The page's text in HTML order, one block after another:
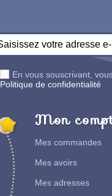
En vous souscrivant,
Politique de confidentialité
Mon
Mes commandes
Mes avoirs
Mes adresses